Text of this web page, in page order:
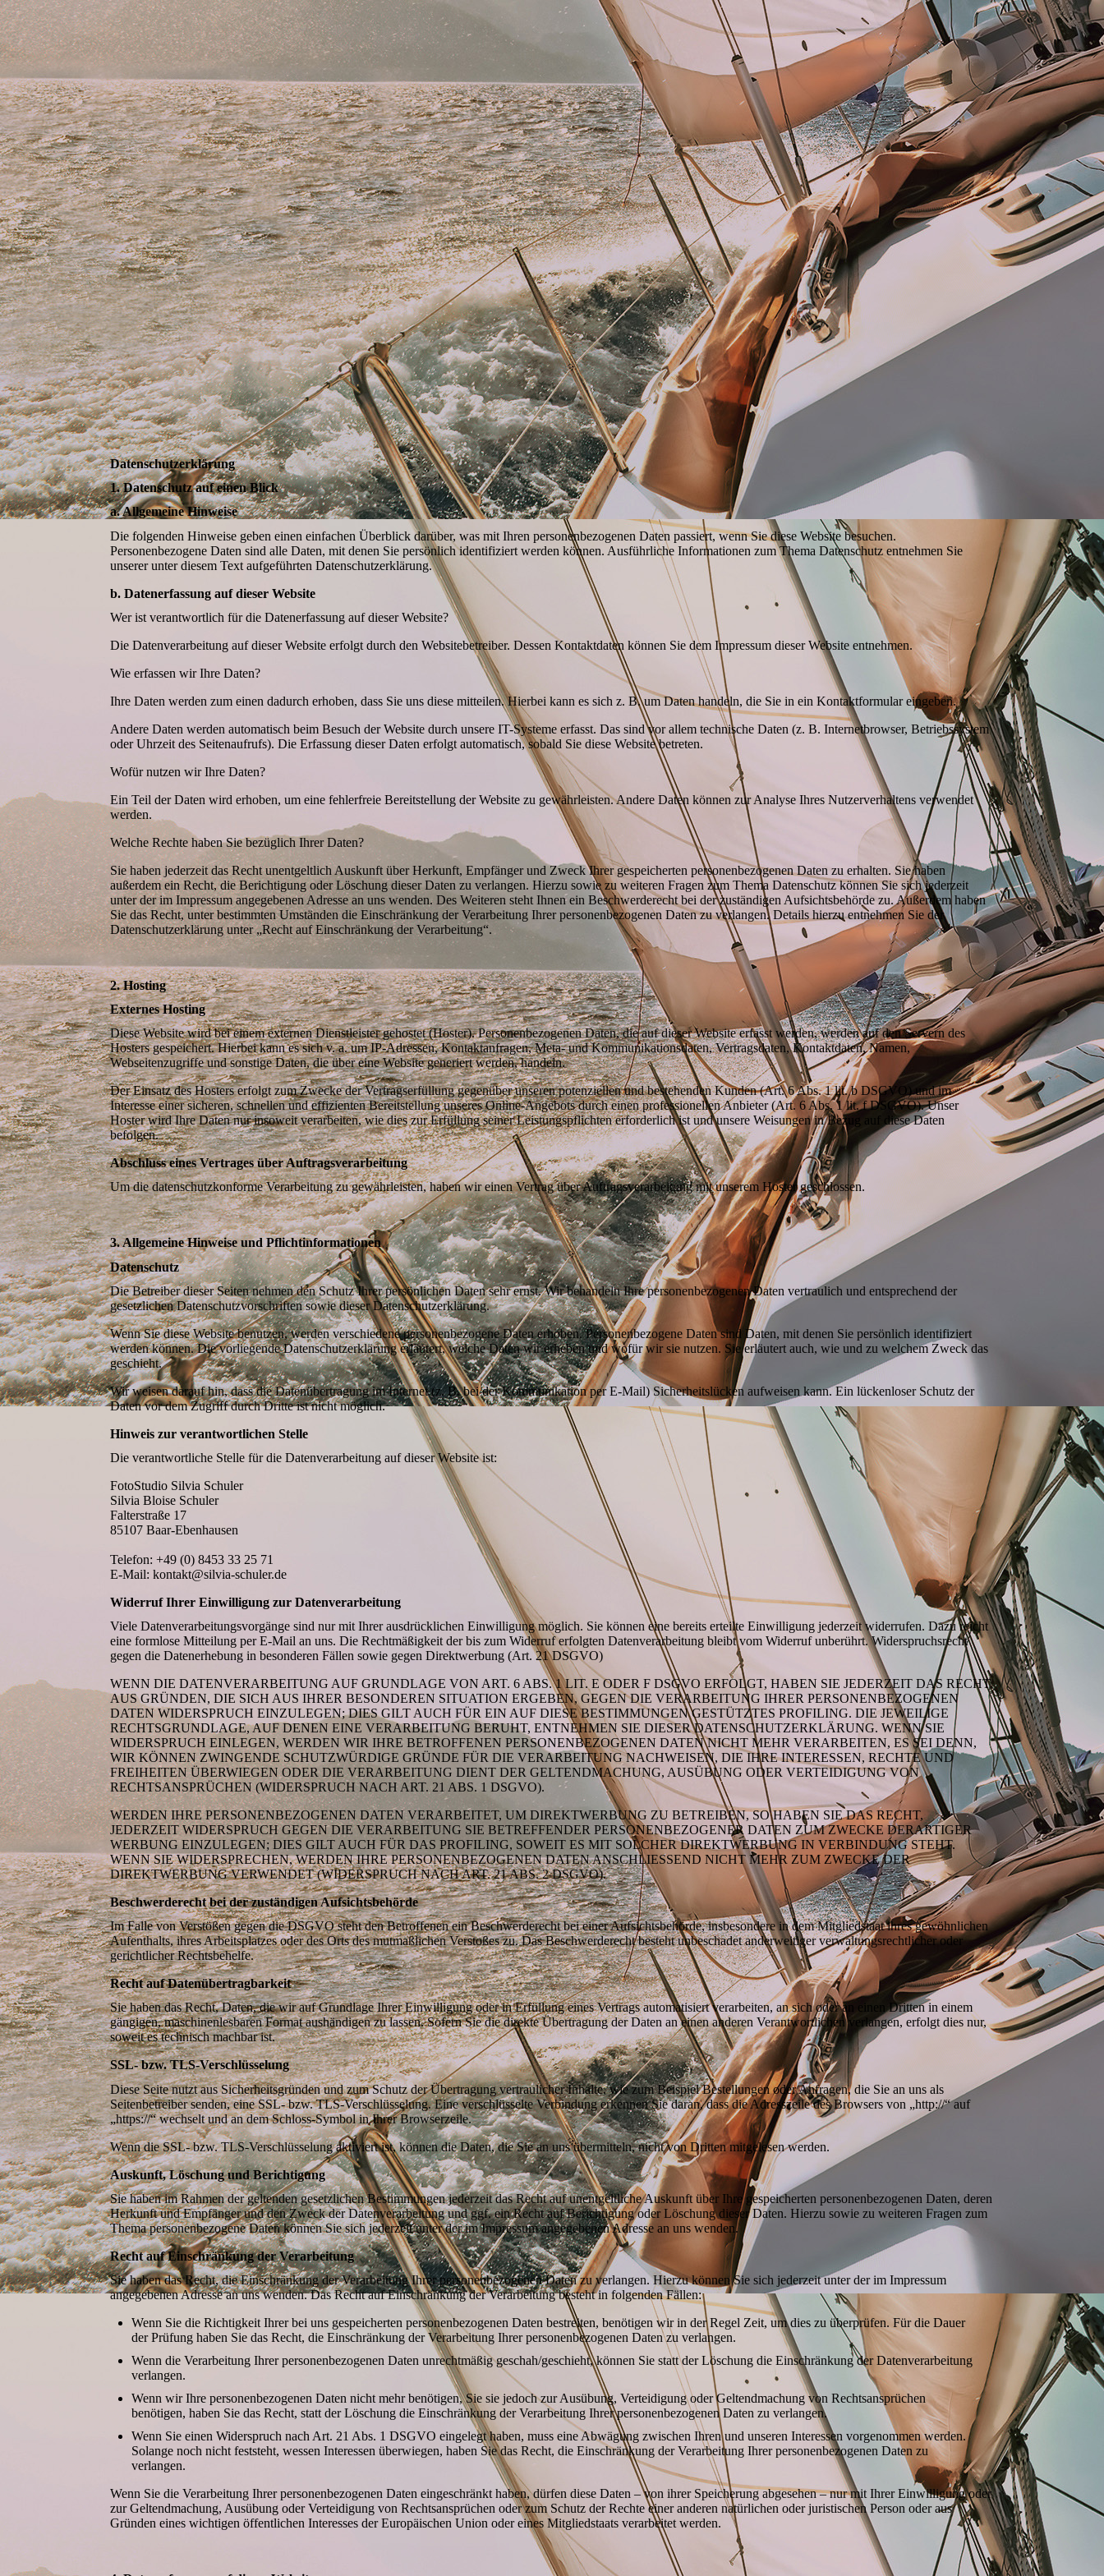
Datenschutzerklärung
1. Datenschutz auf einen Blick
a. Allgemeine Hinweise
Die folgenden Hinweise geben einen einfachen Überblick darüber, was mit Ihren personenbezogenen Daten passiert, wenn Sie diese Website besuchen.
Personenbezogene Daten sind alle Daten, mit denen Sie persönlich identifiziert werden können. Ausführliche Informationen zum Thema Datenschutz entnehmen Sie
unserer unter diesem Text aufgeführten Datenschutzerklärung.
b. Datenerfassung auf dieser Website
Wer ist verantwortlich für die Datenerfassung auf dieser Website?
Die Datenverarbeitung auf dieser Website erfolgt durch den Websitebetreiber. Dessen Kontaktdaten können Sie dem Impressum dieser Website entnehmen.
Wie erfassen wir Ihre Daten?
Ihre Daten werden zum einen dadurch erhoben, dass Sie uns diese mitteilen. Hierbei kann es sich z. B. um Daten handeln, die Sie in ein Kontaktformular eingeben.
Andere Daten werden automatisch beim Besuch der Website durch unsere IT-Systeme erfasst. Das sind vor allem technische Daten (z. B. Internetbrowser, Betriebssystem
oder Uhrzeit des Seitenaufrufs). Die Erfassung dieser Daten erfolgt automatisch, sobald Sie diese Website betreten.
Wofür nutzen wir Ihre Daten?
Ein Teil der Daten wird erhoben, um eine fehlerfreie Bereitstellung der Website zu gewährleisten. Andere Daten können zur Analyse Ihres Nutzerverhaltens verwendet
werden.
Welche Rechte haben Sie bezüglich Ihrer Daten?
Sie haben jederzeit das Recht unentgeltlich Auskunft über Herkunft, Empfänger und Zweck Ihrer gespeicherten personenbezogenen Daten zu erhalten. Sie haben
außerdem ein Recht, die Berichtigung oder Löschung dieser Daten zu verlangen. Hierzu sowie zu weiteren Fragen zum Thema Datenschutz können Sie sich jederzeit
unter der im Impressum angegebenen Adresse an uns wenden. Des Weiteren steht Ihnen ein Beschwerderecht bei der zuständigen Aufsichtsbehörde zu. Außerdem haben
Sie das Recht, unter bestimmten Umständen die Einschränkung der Verarbeitung Ihrer personenbezogenen Daten zu verlangen. Details hierzu entnehmen Sie der
Datenschutzerklärung unter „Recht auf Einschränkung der Verarbeitung“.
2. Hosting
Externes Hosting
Diese Website wird bei einem externen Dienstleister gehostet (Hoster). Personenbezogenen Daten, die auf dieser Website erfasst werden, werden auf den Servern des
Hosters gespeichert. Hierbei kann es sich v. a. um IP-Adressen, Kontaktanfragen, Meta- und Kommunikationsdaten, Vertragsdaten, Kontaktdaten, Namen,
Webseitenzugriffe und sonstige Daten, die über eine Website generiert werden, handeln.
Der Einsatz des Hosters erfolgt zum Zwecke der Vertragserfüllung gegenüber unseren potenziellen und bestehenden Kunden (Art. 6 Abs. 1 lit. b DSGVO) und im
Interesse einer sicheren, schnellen und effizienten Bereitstellung unseres Online-Angebots durch einen professionellen Anbieter (Art. 6 Abs. 1 lit. f DSGVO). Unser
Hoster wird Ihre Daten nur insoweit verarbeiten, wie dies zur Erfüllung seiner Leistungspflichten erforderlich ist und unsere Weisungen in Bezug auf diese Daten
befolgen.
Abschluss eines Vertrages über Auftragsverarbeitung
Um die datenschutzkonforme Verarbeitung zu gewährleisten, haben wir einen Vertrag über Auftragsverarbeitung mit unserem Hoster geschlossen.
3. Allgemeine Hinweise und Pflichtinformationen
Datenschutz
Die Betreiber dieser Seiten nehmen den Schutz Ihrer persönlichen Daten sehr ernst. Wir behandeln Ihre personenbezogenen Daten vertraulich und entsprechend der
gesetzlichen Datenschutzvorschriften sowie dieser Datenschutzerklärung.
Wenn Sie diese Website benutzen, werden verschiedene personenbezogene Daten erhoben. Personenbezogene Daten sind Daten, mit denen Sie persönlich identifiziert
werden können. Die vorliegende Datenschutzerklärung erläutert, welche Daten wir erheben und wofür wir sie nutzen. Sie erläutert auch, wie und zu welchem Zweck das
geschieht.
Wir weisen darauf hin, dass die Datenübertragung im Internet (z. B. bei der Kommunikation per E-Mail) Sicherheitslücken aufweisen kann. Ein lückenloser Schutz der
Daten vor dem Zugriff durch Dritte ist nicht möglich.
Hinweis zur verantwortlichen Stelle
Die verantwortliche Stelle für die Datenverarbeitung auf dieser Website ist:
FotoStudio Silvia Schuler
Silvia Bloise Schuler
Falterstraße 17
85107 Baar-Ebenhausen
Telefon: +49 (0) 8453 33 25 71
E-Mail: kontakt@silvia-schuler.de
Widerruf Ihrer Einwilligung zur Datenverarbeitung
Viele Datenverarbeitungsvorgänge sind nur mit Ihrer ausdrücklichen Einwilligung möglich. Sie können eine bereits erteilte Einwilligung jederzeit widerrufen. Dazu reicht
eine formlose Mitteilung per E-Mail an uns. Die Rechtmäßigkeit der bis zum Widerruf erfolgten Datenverarbeitung bleibt vom Widerruf unberührt. Widerspruchsrecht
gegen die Datenerhebung in besonderen Fällen sowie gegen Direktwerbung (Art. 21 DSGVO)
WENN DIE DATENVERARBEITUNG AUF GRUNDLAGE VON ART. 6 ABS. 1 LIT. E ODER F DSGVO ERFOLGT, HABEN SIE JEDERZEIT DAS RECHT,
AUS GRÜNDEN, DIE SICH AUS IHRER BESONDEREN SITUATION ERGEBEN, GEGEN DIE VERARBEITUNG IHRER PERSONENBEZOGENEN
DATEN WIDERSPRUCH EINZULEGEN; DIES GILT AUCH FÜR EIN AUF DIESE BESTIMMUNGEN GESTÜTZTES PROFILING. DIE JEWEILIGE
RECHTSGRUNDLAGE, AUF DENEN EINE VERARBEITUNG BERUHT, ENTNEHMEN SIE DIESER DATENSCHUTZERKLÄRUNG. WENN SIE
WIDERSPRUCH EINLEGEN, WERDEN WIR IHRE BETROFFENEN PERSONENBEZOGENEN DATEN NICHT MEHR VERARBEITEN, ES SEI DENN,
WIR KÖNNEN ZWINGENDE SCHUTZWÜRDIGE GRÜNDE FÜR DIE VERARBEITUNG NACHWEISEN, DIE IHRE INTERESSEN, RECHTE UND
FREIHEITEN ÜBERWIEGEN ODER DIE VERARBEITUNG DIENT DER GELTENDMACHUNG, AUSÜBUNG ODER VERTEIDIGUNG VON
RECHTSANSPRÜCHEN (WIDERSPRUCH NACH ART. 21 ABS. 1 DSGVO).
WERDEN IHRE PERSONENBEZOGENEN DATEN VERARBEITET, UM DIREKTWERBUNG ZU BETREIBEN, SO HABEN SIE DAS RECHT,
JEDERZEIT WIDERSPRUCH GEGEN DIE VERARBEITUNG SIE BETREFFENDER PERSONENBEZOGENER DATEN ZUM ZWECKE DERARTIGER
WERBUNG EINZULEGEN; DIES GILT AUCH FÜR DAS PROFILING, SOWEIT ES MIT SOLCHER DIREKTWERBUNG IN VERBINDUNG STEHT.
WENN SIE WIDERSPRECHEN, WERDEN IHRE PERSONENBEZOGENEN DATEN ANSCHLIESSEND NICHT MEHR ZUM ZWECKE DER
DIREKTWERBUNG VERWENDET (WIDERSPRUCH NACH ART. 21 ABS. 2 DSGVO).
Beschwerderecht bei der zuständigen Aufsichtsbehörde
Im Falle von Verstößen gegen die DSGVO steht den Betroffenen ein Beschwerderecht bei einer Aufsichtsbehörde, insbesondere in dem Mitgliedstaat ihres gewöhnlichen
Aufenthalts, ihres Arbeitsplatzes oder des Orts des mutmaßlichen Verstoßes zu. Das Beschwerderecht besteht unbeschadet anderweitiger verwaltungsrechtlicher oder
gerichtlicher Rechtsbehelfe.
Recht auf Datenübertragbarkeit
Sie haben das Recht, Daten, die wir auf Grundlage Ihrer Einwilligung oder in Erfüllung eines Vertrags automatisiert verarbeiten, an sich oder an einen Dritten in einem
gängigen, maschinenlesbaren Format aushändigen zu lassen. Sofern Sie die direkte Übertragung der Daten an einen anderen Verantwortlichen verlangen, erfolgt dies nur,
soweit es technisch machbar ist.
SSL- bzw. TLS-Verschlüsselung
Diese Seite nutzt aus Sicherheitsgründen und zum Schutz der Übertragung vertraulicher Inhalte, wie zum Beispiel Bestellungen oder Anfragen, die Sie an uns als
Seitenbetreiber senden, eine SSL- bzw. TLS-Verschlüsselung. Eine verschlüsselte Verbindung erkennen Sie daran, dass die Adresszeile des Browsers von „http://“ auf
„https://“ wechselt und an dem Schloss-Symbol in Ihrer Browserzeile.
Wenn die SSL- bzw. TLS-Verschlüsselung aktiviert ist, können die Daten, die Sie an uns übermitteln, nicht von Dritten mitgelesen werden.
Auskunft, Löschung und Berichtigung
Sie haben im Rahmen der geltenden gesetzlichen Bestimmungen jederzeit das Recht auf unentgeltliche Auskunft über Ihre gespeicherten personenbezogenen Daten, deren
Herkunft und Empfänger und den Zweck der Datenverarbeitung und ggf. ein Recht auf Berichtigung oder Löschung dieser Daten. Hierzu sowie zu weiteren Fragen zum
Thema personenbezogene Daten können Sie sich jederzeit unter der im Impressum angegebenen Adresse an uns wenden.
Recht auf Einschränkung der Verarbeitung
Sie haben das Recht, die Einschränkung der Verarbeitung Ihrer personenbezogenen Daten zu verlangen. Hierzu können Sie sich jederzeit unter der im Impressum
angegebenen Adresse an uns wenden. Das Recht auf Einschränkung der Verarbeitung besteht in folgenden Fällen:
Wenn Sie die Richtigkeit Ihrer bei uns gespeicherten personenbezogenen Daten bestreiten, benötigen wir in der Regel Zeit, um dies zu überprüfen. Für die Dauer
der Prüfung haben Sie das Recht, die Einschränkung der Verarbeitung Ihrer personenbezogenen Daten zu verlangen.
Wenn die Verarbeitung Ihrer personenbezogenen Daten unrechtmäßig geschah/geschieht, können Sie statt der Löschung die Einschränkung der Datenverarbeitung
verlangen.
Wenn wir Ihre personenbezogenen Daten nicht mehr benötigen, Sie sie jedoch zur Ausübung, Verteidigung oder Geltendmachung von Rechtsansprüchen
benötigen, haben Sie das Recht, statt der Löschung die Einschränkung der Verarbeitung Ihrer personenbezogenen Daten zu verlangen.
Wenn Sie einen Widerspruch nach Art. 21 Abs. 1 DSGVO eingelegt haben, muss eine Abwägung zwischen Ihren und unseren Interessen vorgenommen werden.
Solange noch nicht feststeht, wessen Interessen überwiegen, haben Sie das Recht, die Einschränkung der Verarbeitung Ihrer personenbezogenen Daten zu
verlangen.
Wenn Sie die Verarbeitung Ihrer personenbezogenen Daten eingeschränkt haben, dürfen diese Daten – von ihrer Speicherung abgesehen – nur mit Ihrer Einwilligung oder
zur Geltendmachung, Ausübung oder Verteidigung von Rechtsansprüchen oder zum Schutz der Rechte einer anderen natürlichen oder juristischen Person oder aus
Gründen eines wichtigen öffentlichen Interesses der Europäischen Union oder eines Mitgliedstaats verarbeitet werden.